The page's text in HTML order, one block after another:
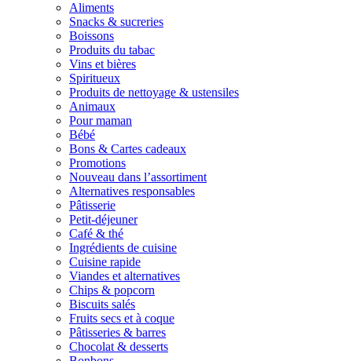
Aliments
Snacks & sucreries
Boissons
Produits du tabac
Vins et bières
Spiritueux
Produits de nettoyage & ustensiles
Animaux
Pour maman
Bébé
Bons & Cartes cadeaux
Promotions
Nouveau dans l’assortiment
Alternatives responsables
Pâtisserie
Petit-déjeuner
Café & thé
Ingrédients de cuisine
Cuisine rapide
Viandes et alternatives
Chips & popcorn
Biscuits salés
Fruits secs et à coque
Pâtisseries & barres
Chocolat & desserts